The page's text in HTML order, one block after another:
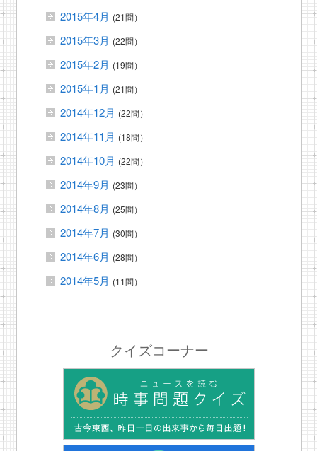
2015年4月 (21問）
2015年3月 (22問）
2015年2月 (19問）
2015年1月 (21問）
2014年12月 (22問）
2014年11月 (18問）
2014年10月 (22問）
2014年9月 (23問）
2014年8月 (25問）
2014年7月 (30問）
2014年6月 (28問）
2014年5月 (11問）
クイズコーナー